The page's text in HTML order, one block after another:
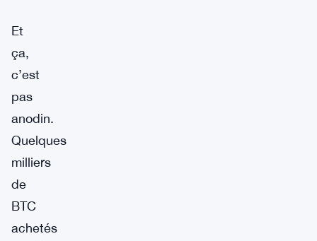
Et
ça,
c’est
pas
anodin.
Quelques
milliers
de
BTC
achetés